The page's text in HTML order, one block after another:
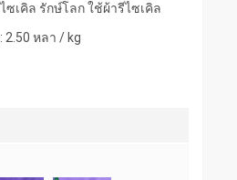
ซเคิล รักษ์โลก ใช้ผ้ารีไซเคิล
2.50 หลา / kg